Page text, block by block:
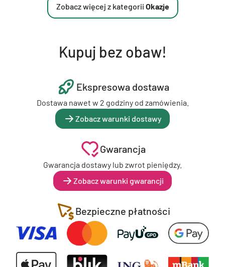
Zobacz więcej z kategorii Okazje
Kupuj bez obaw!
Ekspresowa dostawa
Dostawa nawet w 2 godziny od zamówienia.
Zobacz warunki dostawy
Gwarancja
Gwarancja dostawy lub zwrot pieniędzy.
Zobacz warunki gwarancji
Bezpieczne płatności